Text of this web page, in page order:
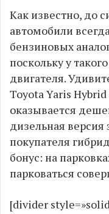
Как известно, до
автомобили
бензиновых
поскольку у
двигателя.
Toyota Yaris
оказывается
дизельная версия
покупателя
бонус: на
парковаться
[divider